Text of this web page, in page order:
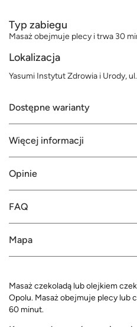
Typ zabiegu
Masaż obejmuje plecy i trwa 30
Lokalizacja
Yasumi Instytut Zdrowia i Urody,
Dostępne warianty
Więcej informacji
Opinie
FAQ
Mapa
Masaż czekoladą lub olejkiem
Opolu. Masaż obejmuje plecy lub
60 minut.